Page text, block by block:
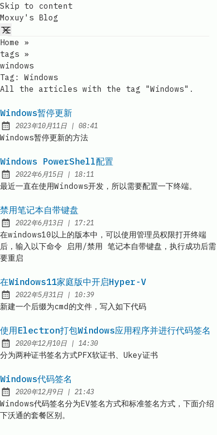
Skip to content
Moxuy's Blog
Home
»
tags »
windows
Tag: Windows
All the articles with the tag "Windows".
Windows暂停更新
Published:
2023年10月11日 | at
08:41
Windows暂停更新的方法
Windows PowerShell配置
Published:
2022年6月15日 | at
18:11
最近一直在使用Windows开发，所以需要配置一下终端。
禁用笔记本自带键盘
Published:
2022年6月13日 | at
17:21
在windows10以上的版本中，可以使用管理员权限打开终端
后，输入以下命令 启用/禁用 笔记本自带键盘，执行成功后需
要重启
在Windows11家庭版中开启Hyper-V
Published:
2022年5月31日 | at
10:39
新建一个后缀为cmd的文件，写入如下代码
使用Electron打包Windows应用程序并进行代码签名
Published:
2020年12月10日 | at
14:30
分为两种证书签名方式PFX软证书、Ukey证书
Windows代码签名
Published:
2020年12月9日 | at
21:43
Windows代码签名分为EV签名方式和标准签名方式，下面介绍
下沃通的套餐区别。